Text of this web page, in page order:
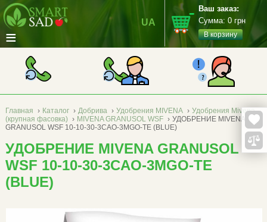
≡
UA
Ваш заказ:
Сумма: 0 грн
В корзину
Главная › Каталог › Добрива › Удобрения MIVENA › Удобрения Mivena
(крупная фасовка) › MIVENA GRANUSOL WSF › УДОБРЕНИЕ MIVENA
GRANUSOL WSF 10-10-30-3CAO-3MGO-TE (BLUE)
УДОБРЕНИЕ MIVENA GRANUSOL
WSF 10-10-30-3CAO-3MGO-TE
(BLUE)